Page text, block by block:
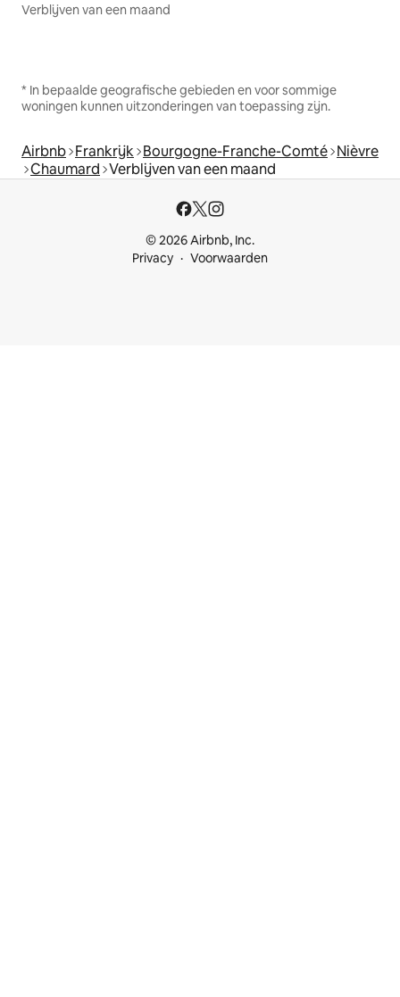
Verblijven van een maand
* In bepaalde geografische gebieden en voor sommige
woningen kunnen uitzonderingen van toepassing zijn.
Airbnb Frankrijk Bourgogne-Franche-Comté Nièvre
Chaumard Verblijven van een maand
© 2026 Airbnb, Inc.
Privacy
Voorwaarden